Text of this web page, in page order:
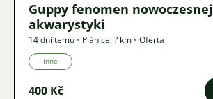
Guppy fenomen nowoczesnej
akwarystyki
14 dni temu • Plánice,? km • Oferta
Inne
400 Kč